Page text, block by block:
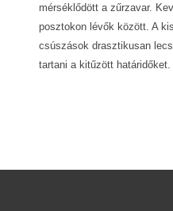
mérséklődött a zűrzavar.
posztokon lévők között. A
csúszások drasztikusan
tartani a kitűzött határidőket.